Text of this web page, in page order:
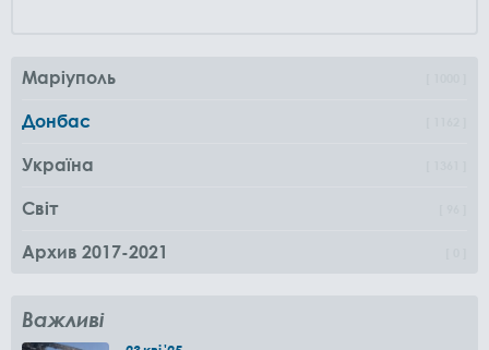
Маріуполь
Донбас
Україна
Світ
Архив 2017-2021
Важливі